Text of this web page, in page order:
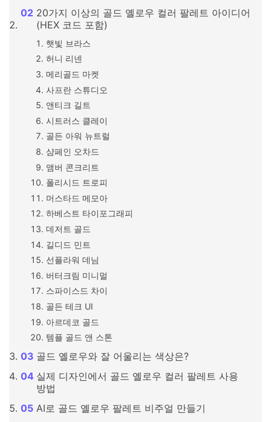
20가지 이상의 골드 옐로우 컬러 팔레트 아이디어
(HEX 코드 포함)
햇빛 브라스
허니 리넨
메리골드 마켓
사프란 스튜디오
앤티크 길트
시트러스 클레이
골든 아워 뉴트럴
샴페인 오차드
앰버 콘크리트
폴리시드 트로피
머스타드 메모아
하베스트 타이포그래피
데저트 골드
길디드 민트
선플라워 데님
버터크림 미니멀
스파이스드 차이
골든 테크 UI
아르데코 골드
템플 골드 앤 스톤
골드 옐로우와 잘 어울리는 색상은?
실제 디자인에서 골드 옐로우 컬러 팔레트 사용
방법
AI로 골드 옐로우 팔레트 비주얼 만들기